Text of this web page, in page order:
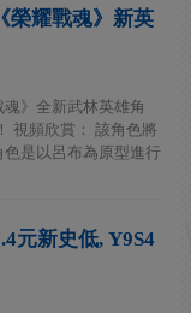
榮耀戰魂》新英
》全新武林英雄角
視頻欣賞： 該角色將
是以呂布為原型進行
元新史低, Y9S4